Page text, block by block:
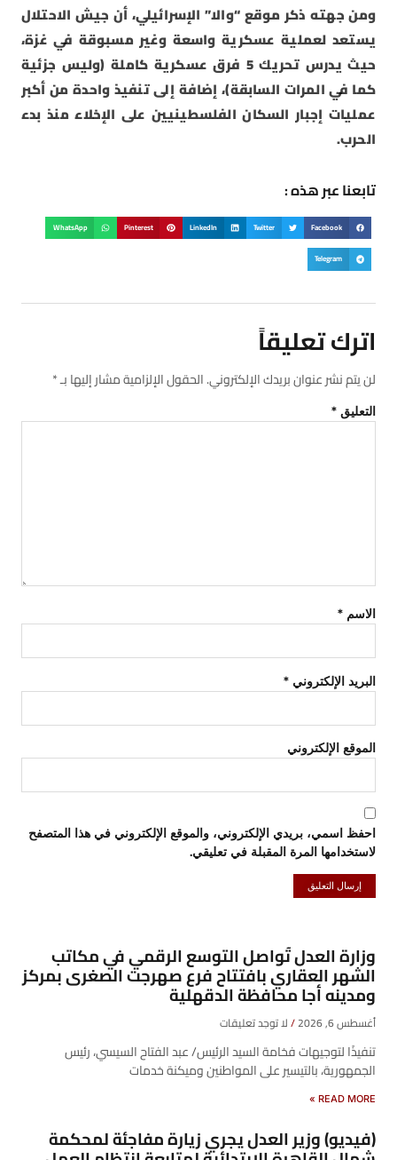
ومن جهته ذكر موقع “والا” الإسرائيلي، أن جيش الاحتلال
يستعد لعملية عسكرية واسعة وغير مسبوقة في غزة،
حيث يدرس تحريك 5 فرق عسكرية كاملة (وليس جزئية
كما في المرات السابقة)، إضافة إلى تنفيذ واحدة من أكبر
عمليات إجبار السكان الفلسطينيين على الإخلاء منذ بدء
الحرب.
تابعنا عبر هذه :
Facebook
Twitter
LinkedIn
Pinterest
WhatsApp
Telegram
اترك تعليقاً
لن يتم نشر عنوان بريدك الإلكتروني.الحقول الإلزامية مشار إليها بـ*
التعليق *
الاسم *
البريد الإلكتروني *
الموقع الإلكتروني
احفظ اسمي، بريدي الإلكتروني، والموقع الإلكتروني في هذا المتصفح
لاستخدامها المرة المقبلة في تعليقي.
وزارة العدل تُواصل التوسع الرقمي في مكاتب
الشهر العقاري بافتتاح فرع صهرجت الصغرى بمركز
ومدينه أجا محافظة الدقهلية
أغسطس 6, 2026 لا توجد تعليقات
تنفيذًا لتوجيهات فخامة السيد الرئيس/ عبد الفتاح السيسي، رئيس
الجمهورية، بالتيسير على المواطنين وميكنة خدمات
READ MORE »
(فيديو) وزير العدل يجري زيارة مفاجئة لمحكمة